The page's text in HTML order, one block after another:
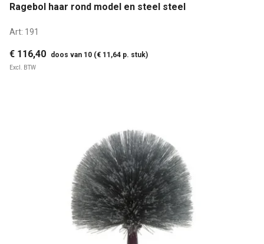
Ragebol haar rond model en steel steel
Art: 191
€ 116,40 doos van 10 (€ 11,64 p. stuk)
Excl. BTW